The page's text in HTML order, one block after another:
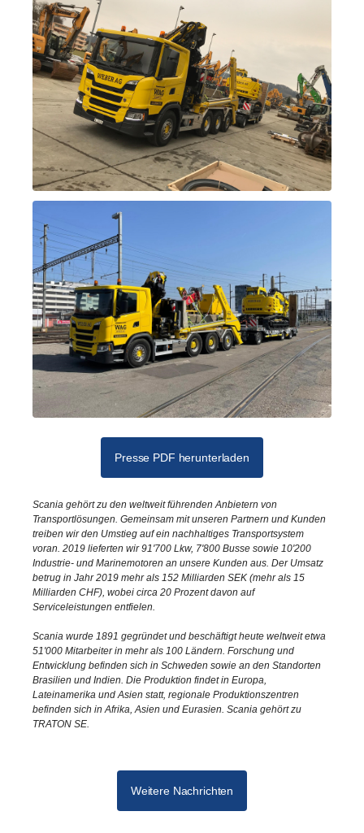
Presse PDF herunterladen
Scania gehört zu den weltweit führenden Anbietern von
Transportlösungen. Gemeinsam mit unseren Partnern und Kunden
treiben wir den Umstieg auf ein nachhaltiges Transportsystem
voran. 2019 lieferten wir 91'700 Lkw, 7'800 Busse sowie 10'200
Industrie- und Marinemotoren an unsere Kunden aus. Der Umsatz
betrug in Jahr 2019 mehr als 152 Milliarden SEK (mehr als 15
Milliarden CHF), wobei circa 20 Prozent davon auf
Serviceleistungen entfielen.
Scania wurde 1891 gegründet und beschäftigt heute weltweit etwa
51'000 Mitarbeiter in mehr als 100 Ländern. Forschung und
Entwicklung befinden sich in Schweden sowie an den Standorten
Brasilien und Indien. Die Produktion findet in Europa,
Lateinamerika und Asien statt, regionale Produktionszentren
befinden sich in Afrika, Asien und Eurasien. Scania gehört zu
TRATON SE.
Weitere Nachrichten